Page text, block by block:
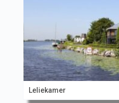
Leliekamer